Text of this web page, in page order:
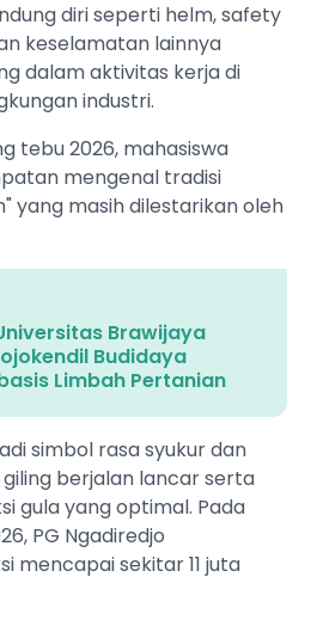
diri seperti helm, safety
keselamatan lainnya
dalam aktivitas kerja di
industri.
tebu 2026, mahasiswa
mengenal tradisi
yang masih dilestarikan oleh
Brawijaya
Budidaya
Limbah Pertanian
simbol rasa syukur dan
berjalan lancar serta
gula yang optimal. Pada
PG Ngadiredjo
mencapai sekitar 11 juta